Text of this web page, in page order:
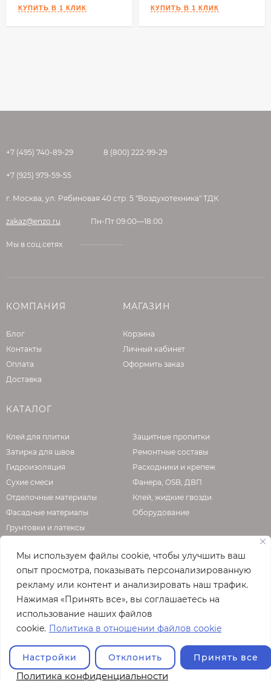
Мы используем файлы cookie, чтобы улучшить ваш
опыт просмотра, показывать персонализированную
рекламу или контент и анализировать наш трафик.
Нажимая «Принять все», вы соглашаетесь на
использование наших файлов
cookie. Политика в отношении файлов cookie
Настройки Отклонить Принять все
Политика конфиденциальности
+7 (495) 740-89-29 8 (800) 222-99-29
+7 (925) 979-59-55
г. Москва, ул. Рябиновая 40 стр. 5 "Воздухотехника" ТДК
zakaz@enzo.ru Пн-Пт 09:00—18:00
Мы в соц.сетях
КОМПАНИЯ
Блог
Контакты
Оплата
Доставка
МАГАЗИН
Корзина
Личный кабинет
Оформить заказ
КАТАЛОГ
Клей для плитки
Затирка для швов
Гидроизоляция
Сухие смеси
Отделочные материалы
Фасадные материалы
Грунтовки и латексы
Защитные пропитки
Ремонтные составы
Расходники и крепеж
Фанера, OSB, ДВП
Клей, жидкие гвозди
Оборудование
О КОМПАНИИ
Официальная страница сайта
enzo.ru